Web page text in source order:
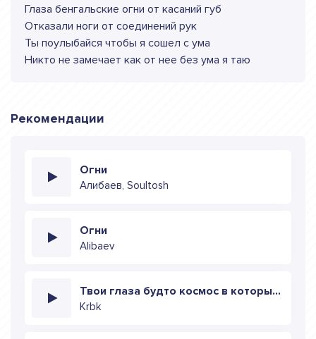
Глаза бенгальские огни от касаний губ
Отказали ноги от соединений рук
Ты поулыбайся чтобы я сошел с ума
Никто не замечает как от нее без ума я таю
Рекомендации
Огни
Алибаев, Soultosh
Огни
Alibaev
Твои глаза будто космос в которых тону ежедневно
Krbk